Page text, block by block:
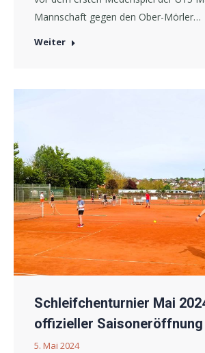
Mannschaft gegen den Ober-Mörler…
Weiter
Schleifchenturnier Mai
offizieller Saisoneröffnung
5. Mai 2024